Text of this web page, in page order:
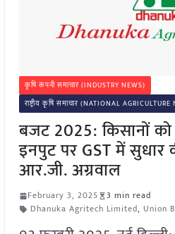
कृषि कंपनी समाचार (INDUSTRY NEWS)
राष्ट्रीय कृषि समाचार (NATIONAL AGRICULTURE
बजट 2025: किसानों
इनपुट पर GST में सुधार
आर.जी. अग्रवाल
February 3, 2025
3 min read
Dhanuka Agritech Limited, Union